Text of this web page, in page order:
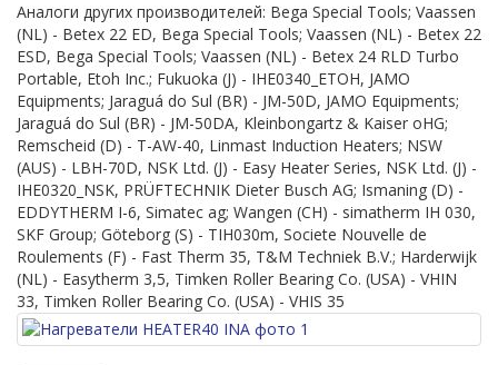
Аналоги других производителей: Bega Special Tools; Vaassen
(NL) - Betex 22 ED, Bega Special Tools; Vaassen (NL) - Betex 22
ESD, Bega Special Tools; Vaassen (NL) - Betex 24 RLD Turbo
Portable, Etoh Inc.; Fukuoka (J) - IHE0340_ETOH, JAMO
Equipments; Jaraguá do Sul (BR) - JM-50D, JAMO Equipments;
Jaraguá do Sul (BR) - JM-50DA, Kleinbongartz & Kaiser oHG;
Remscheid (D) - T-AW-40, Linmast Induction Heaters; NSW
(AUS) - LBH-70D, NSK Ltd. (J) - Easy Heater Series, NSK Ltd. (J) -
IHE0320_NSK, PRÜFTECHNIK Dieter Busch AG; Ismaning (D) -
EDDYTHERM I-6, Simatec ag; Wangen (CH) - simatherm IH 030,
SKF Group; Göteborg (S) - TIH030m, Societe Nouvelle de
Roulements (F) - Fast Therm 35, T&M Techniek B.V.; Harderwijk
(NL) - Easytherm 3,5, Timken Roller Bearing Co. (USA) - VHIN
33, Timken Roller Bearing Co. (USA) - VHIS 35